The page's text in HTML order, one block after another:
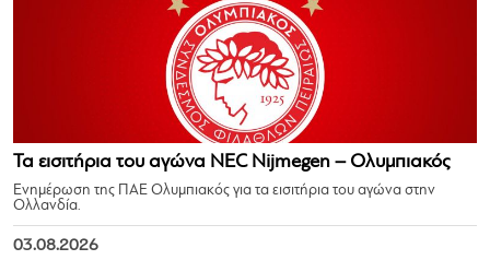
Τα εισιτήρια του αγώνα NEC Nijmegen – Ολυμπιακός
Ενημέρωση της ΠΑΕ Ολυμπιακός για τα εισιτήρια του αγώνα στην
Ολλανδία.
03.08.2026